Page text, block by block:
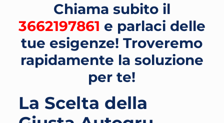
Chiama subito il
3662197861 e parlaci delle
tue esigenze! Troveremo
rapidamente la soluzione
per te!
La Scelta della